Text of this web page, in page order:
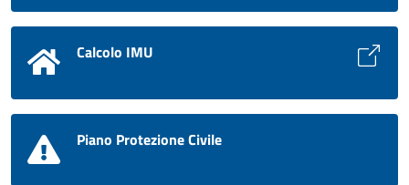
Calcolo IMU
Piano Protezione Civile